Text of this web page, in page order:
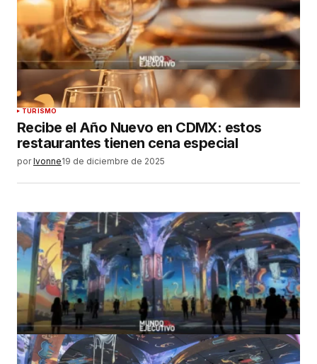
TURISMO
Recibe el Año Nuevo en CDMX: estos
restaurantes tienen cena especial
por Ivonne19 de diciembre de 2025